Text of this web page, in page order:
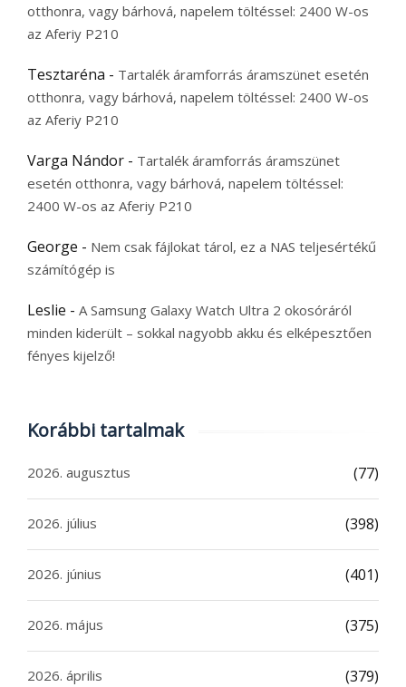
otthonra, vagy bárhová, napelem töltéssel: 2400 W-os
az Aferiy P210
Tesztaréna - Tartalék áramforrás áramszünet esetén
otthonra, vagy bárhová, napelem töltéssel: 2400 W-os
az Aferiy P210
Varga Nándor - Tartalék áramforrás áramszünet
esetén otthonra, vagy bárhová, napelem töltéssel:
2400 W-os az Aferiy P210
George - Nem csak fájlokat tárol, ez a NAS teljesértékű
számítógép is
Leslie - A Samsung Galaxy Watch Ultra 2 okosóráról
minden kiderült – sokkal nagyobb akku és elképesztően
fényes kijelző!
Korábbi tartalmak
2026. augusztus (77)
2026. július (398)
2026. június (401)
2026. május (375)
2026. április (379)